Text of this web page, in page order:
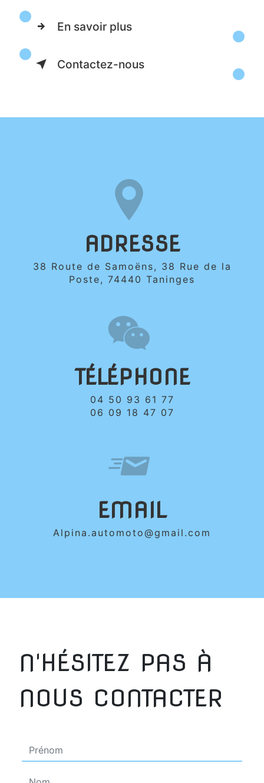
En savoir plus
Contactez-nous
ADRESSE
38 Route de Samoëns, 38 Rue de la
Poste, 74440 Taninges
TÉLÉPHONE
04 50 93 61 77
06 09 18 47 07
EMAIL
alpina.automoto@gmail.com
N'HÉSITEZ PAS À
NOUS CONTACTER